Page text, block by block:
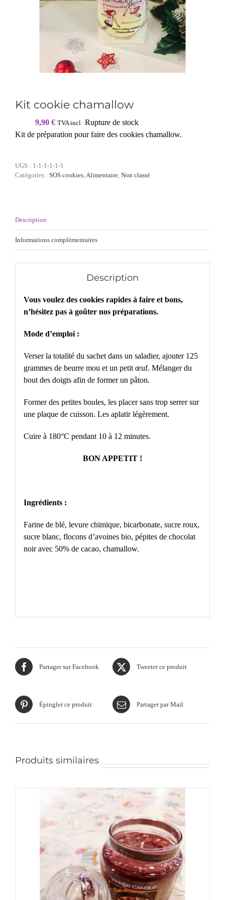
Kit cookie chamallow
9,90 € TVA incl Rupture de stock
Kit de préparation pour faire des cookies chamallow.
UGS : 1-1-1-1-1-1
Catégories : SOS cookies,Alimentaire, Non classé
Description
Informations complémentaires
Description
Vous voulez des cookies rapides à faire et bons,
n’hésitez pas à goûter nos préparations.
Mode d’emploi :
Verser la totalité du sachet dans un saladier, ajouter 125
grammes de beurre mou et un petit œuf. Mélanger du
bout des doigts afin de former un pâton.
Former des petites boules, les placer sans trop serrer sur
une plaque de cuisson. Les aplatir légèrement.
Cuire à 180°C pendant 10 à 12 minutes.
BON APPETIT !
Ingrédients :
Farine de blé, levure chimique, bicarbonate, sucre roux,
sucre blanc, flocons d’avoines bio, pépites de chocolat
noir avec 50% de cacao, chamallow.
Partager sur Facebook Tweeter ce produit
Épingler ce produit Partager par Mail
Produits similaires